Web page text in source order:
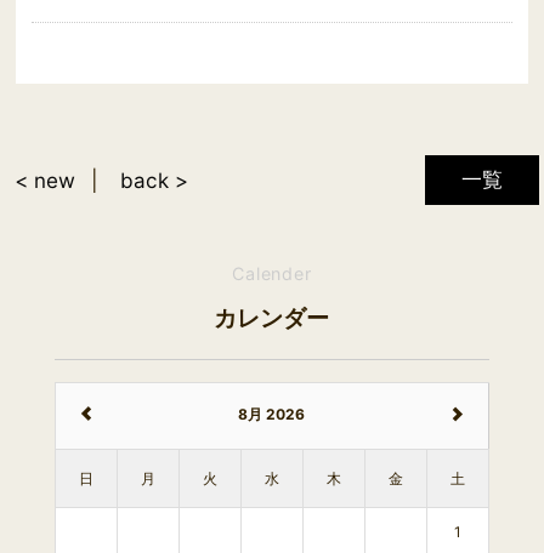
一覧
< new back >
Calender
カレンダー
8月 2026
日 月 火 水 木 金 土
1